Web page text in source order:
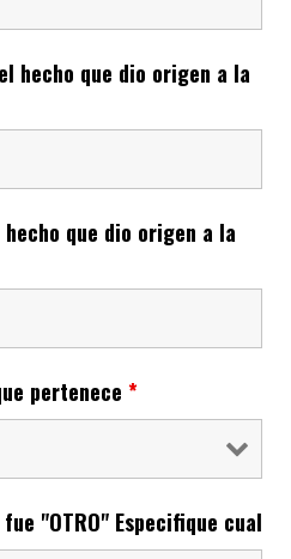
hecho que dio origen a la
que dio origen a la
pertenece *
"OTRO" Especifique cual